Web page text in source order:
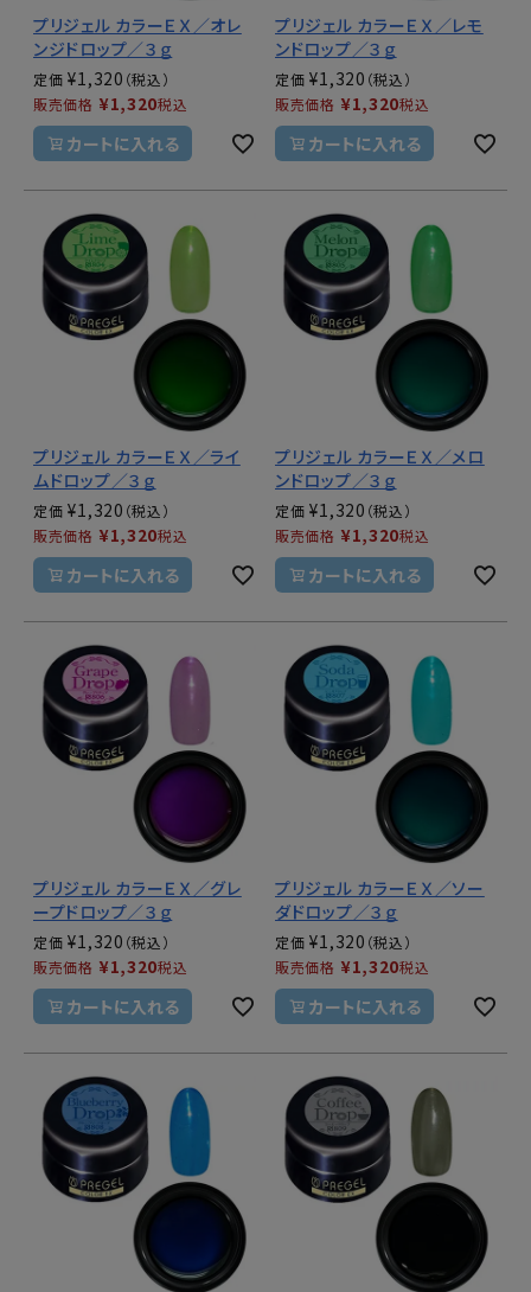
プリジェル カラーＥＸ／オレ
ンジドロップ／３ｇ
定価 ¥1,320
販売価格 ¥1,320税込
カートに入れる
プリジェル カラーＥＸ／レモ
ンドロップ／３ｇ
定価 ¥1,320
販売価格 ¥1,320税込
カートに入れる
プリジェル カラーＥＸ／ライ
ムドロップ／３ｇ
定価 ¥1,320
販売価格 ¥1,320税込
カートに入れる
プリジェル カラーＥＸ／メロ
ンドロップ／３ｇ
定価 ¥1,320
販売価格 ¥1,320税込
カートに入れる
プリジェル カラーＥＸ／グレ
ープドロップ／３ｇ
定価 ¥1,320
販売価格 ¥1,320税込
カートに入れる
プリジェル カラーＥＸ／ソー
ダドロップ／３ｇ
定価 ¥1,320
販売価格 ¥1,320税込
カートに入れる